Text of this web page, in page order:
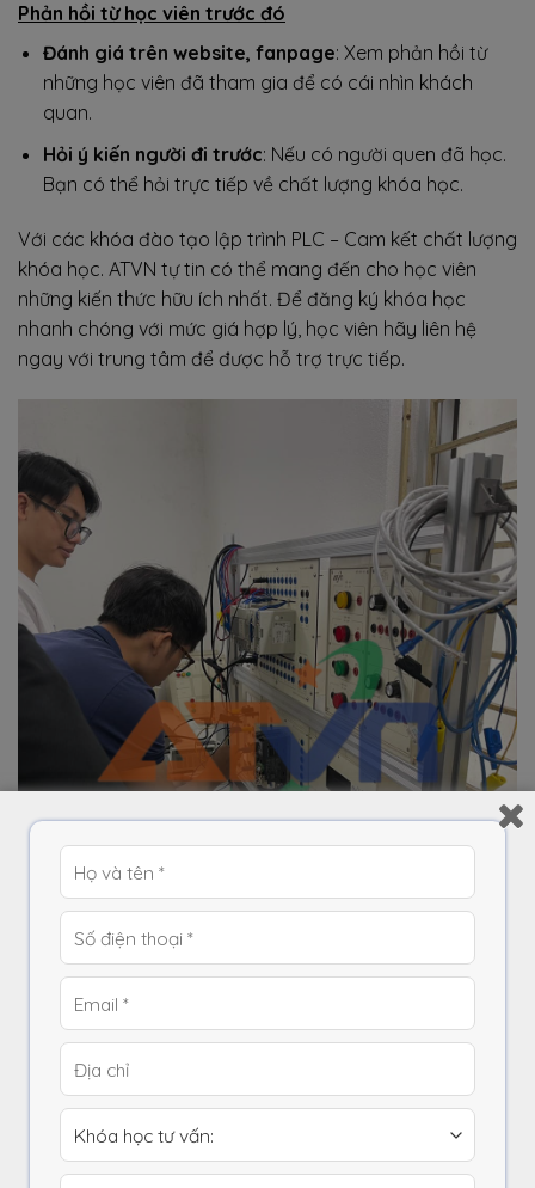
Phản hồi từ học viên trước đó
Đánh giá trên website, fanpage: Xem phản hồi từ
những học viên đã tham gia để có cái nhìn khách
quan.
Hỏi ý kiến người đi trước: Nếu có người quen đã học.
Bạn có thể hỏi trực tiếp về chất lượng khóa học.
Với các khóa đào tạo lập trình PLC – Cam kết chất lượng
khóa học. ATVN tự tin có thể mang đến cho học viên
những kiến thức hữu ích nhất. Để đăng ký khóa học
nhanh chóng với mức giá hợp lý, học viên hãy liên hệ
ngay với trung tâm để được hỗ trợ trực tiếp.
ATVN – Cung cấp các khóa đào tạo lập trình
PLC – Cam kết chất lượng khóa học
ATVN là một trong những trung tâm hàng đầu cung cấp